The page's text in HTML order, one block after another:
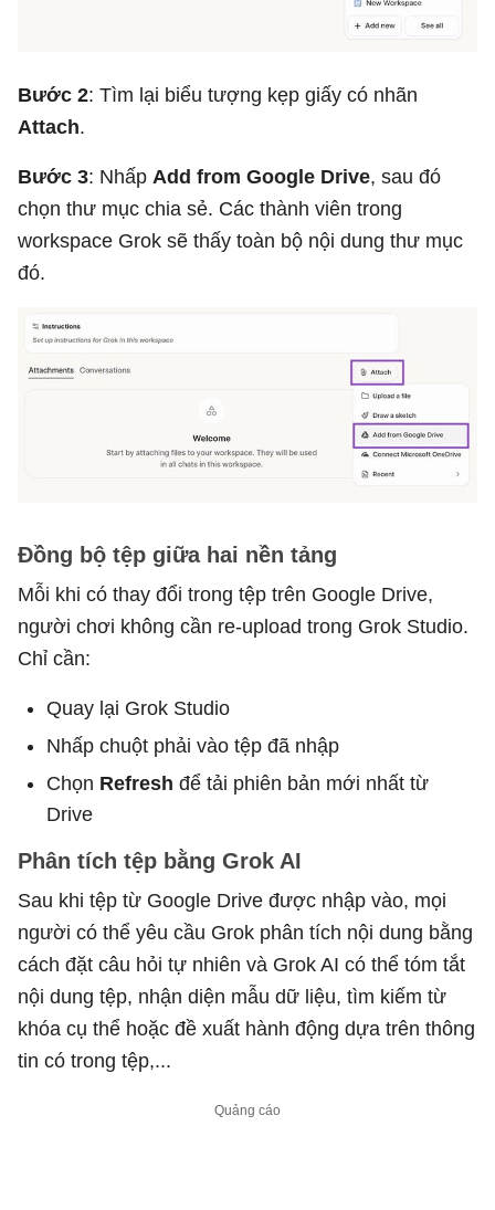
Bước 2: Tìm lại biểu tượng kẹp giấy có nhãn
Attach.
Bước 3: Nhấp Add from Google Drive, sau đó
chọn thư mục chia sẻ. Các thành viên trong
workspace Grok sẽ thấy toàn bộ nội dung thư mục
đó.
Đồng bộ tệp giữa hai nền tảng
Mỗi khi có thay đổi trong tệp trên Google Drive,
người chơi không cần re-upload trong Grok Studio.
Chỉ cần:
Quay lại Grok Studio
Nhấp chuột phải vào tệp đã nhập
Chọn Refresh để tải phiên bản mới nhất từ
Drive
Phân tích tệp bằng Grok AI
Sau khi tệp từ Google Drive được nhập vào, mọi
người có thể yêu cầu Grok phân tích nội dung bằng
cách đặt câu hỏi tự nhiên và Grok AI có thể tóm tắt
nội dung tệp, nhận diện mẫu dữ liệu, tìm kiếm từ
khóa cụ thể hoặc đề xuất hành động dựa trên thông
tin có trong tệp,...